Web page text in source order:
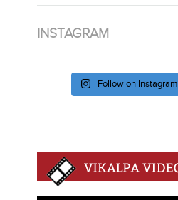
INSTAGRAM
Follow on Instagram